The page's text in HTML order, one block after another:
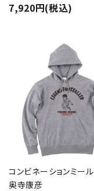
7,920円(税込)
コンビネーションミール
奥寺康彦